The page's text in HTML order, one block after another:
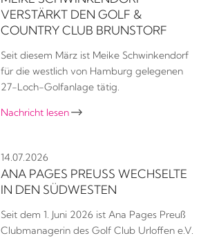
VERSTÄRKT DEN GOLF &
COUNTRY CLUB BRUNSTORF
Seit diesem März ist Meike Schwinkendorf
für die westlich von Hamburg gelegenen
27-Loch-Golfanlage tätig.
Nachricht lesen 
14.07.2026
ANA PAGES PREUSS WECHSELTE I
N DEN SÜDWESTEN
Seit dem 1. Juni 2026 ist Ana Pages Preuß
Clubmanagerin des Golf Club Urloffen e.V.